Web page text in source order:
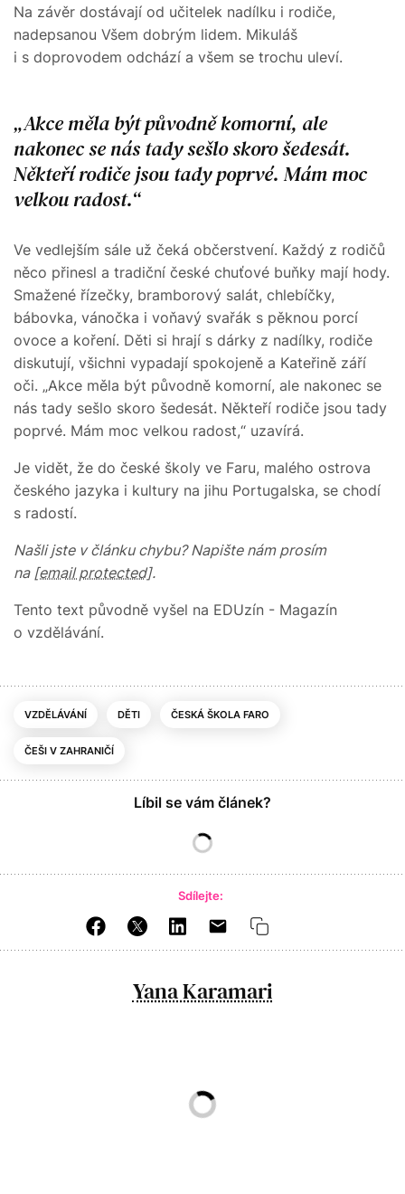
Na závěr dostávají od učitelek nadílku i rodiče,
nadepsanou Všem dobrým lidem. Mikuláš
i s doprovodem odchází a všem se trochu uleví.
Akce měla být původně komorní, ale
nakonec se nás tady sešlo skoro šedesát.
Někteří rodiče jsou tady poprvé. Mám moc
velkou radost.
Ve vedlejším sále už čeká občerstvení. Každý z rodičů
něco přinesl a tradiční české chuťové buňky mají hody.
Smažené řízečky, bramborový salát, chlebíčky,
bábovka, vánočka i voňavý svařák s pěknou porcí
ovoce a koření. Děti si hrají s dárky z nadílky, rodiče
diskutují, všichni vypadají spokojeně a Kateřině září
oči. „Akce měla být původně komorní, ale nakonec se
nás tady sešlo skoro šedesát. Někteří rodiče jsou tady
poprvé. Mám moc velkou radost,“ uzavírá.
Je vidět, že do české školy ve Faru, malého ostrova
českého jazyka i kultury na jihu Portugalska, se chodí
s radostí.
Našli jste v článku chybu? Napište nám prosím
na [email protected].
Tento text původně vyšel na EDUzín - Magazín
o vzdělávání.
VZDĚLÁVÁNÍ DĚTI ČESKÁ ŠKOLA FARO
ČEŠI V ZAHRANIČÍ
Líbil se vám článek?
Sdílejte:
Yana Karamari